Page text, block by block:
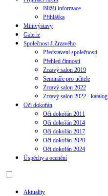
Bližší informace
Přihláška
Minivýstavy
Galerie
Společnost J.Zrzavého
Představení společnosti
Přehled činnosti
Zrzavý salon 2019
Semináře pro učitele
Zrzavý salon 2022
Zrzavý salon 2022 - katalog
Oči dokořán
Oči dokořán 2011
Oči dokořán 2014
Oči dokořán 2017
Oči dokořán 2020
Oči dokořán 2024
Úspěchy a ocenění
Aktuality